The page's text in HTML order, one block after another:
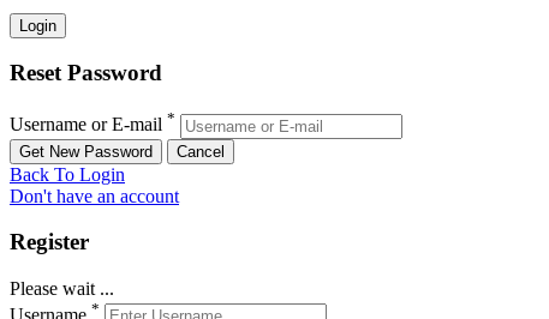
Reset Password
Username or E-mail *
Back To Login
Don't have an account
Register
Please wait ...
*